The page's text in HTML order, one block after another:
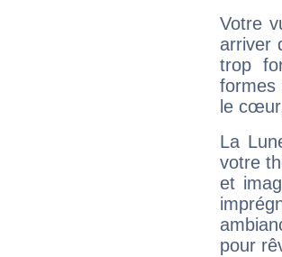
Votre
arriver
trop
formes
le
La
votre
et
pour